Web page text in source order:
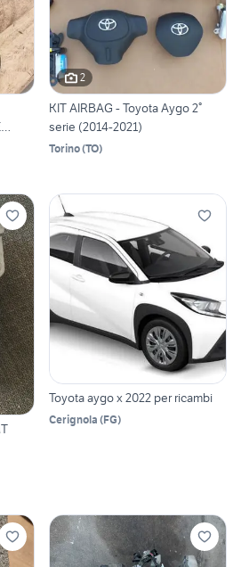
2
KIT AIRBAG - Toyota Aygo 2°
serie (2014-2021)
Torino(TO)
Toyota aygo x 2022 per ricambi
Cerignola (FG)